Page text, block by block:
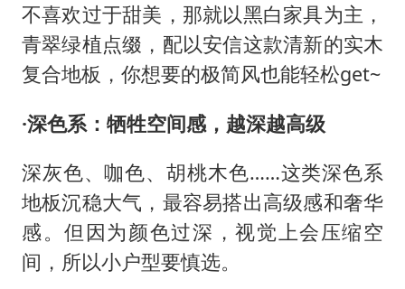
不喜欢过于甜美，那就以黑白家具为主，
青翠绿植点缀，配以安信这款清新的实木
复合地板，你想要的极简风也能轻松get~
·深色系：牺牲空间感，越深越高级
深灰色、咖色、胡桃木色……这类深色系
地板沉稳大气，最容易搭出高级感和奢华
感。但因为颜色过深，视觉上会压缩空
间，所以小户型要慎选。